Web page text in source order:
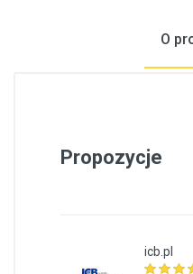
O
Propozycje
icb.pl